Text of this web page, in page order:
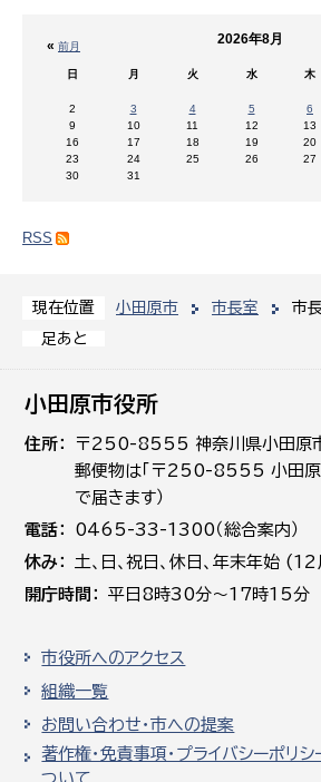
現在位置 小田原市 市長室
市
足あと
« 前月 2026年8月
日 月 火 水 木
2
3 4 5 6
9
10 11 12 13
16
17 18 19 20
23
24 25 26 27
30
31
RSS
小田原市役所
住所
〒250-8555 神奈川県小田原
郵便物は「〒250-8555 小田原
で届きます）
電話
0465-33-1300（総合案内）
休み
土､日､祝日、休日、年末年始
開庁時間
平日8時30分～17時15分
市役所へのアクセス
組織一覧
お問い合わせ・市への提案
著作権・免責事項・プライバシーポリシ
ついて